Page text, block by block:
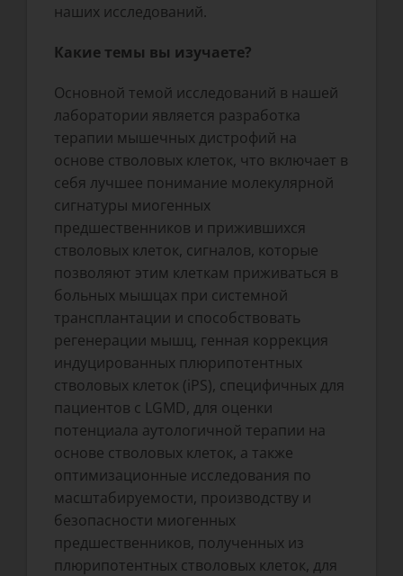
наших исследований.
Какие темы вы изучаете?
Основной темой исследований в нашей
лаборатории является разработка
терапии мышечных дистрофий на
основе стволовых клеток, что включает в
себя лучшее понимание молекулярной
сигнатуры миогенных
предшественников и прижившихся
стволовых клеток, сигналов, которые
позволяют этим клеткам приживаться в
больных мышцах при системной
трансплантации и способствовать
регенерации мышц, генная коррекция
индуцированных плюрипотентных
стволовых клеток (iPS), специфичных для
пациентов с LGMD, для оценки
потенциала аутологичной терапии на
основе стволовых клеток, а также
оптимизационные исследования по
масштабируемости, производству и
безопасности миогенных
предшественников, полученных из
плюрипотентных стволовых клеток, для